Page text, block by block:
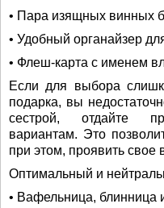
• Пара изящных винных
• Удобный органайзер
• Флеш-карта с именем
Если для выбора
подарка, вы
сестрой, отдайте
вариантам. Это
при этом, проявить свое
Оптимальный и
• Вафельница, блинница